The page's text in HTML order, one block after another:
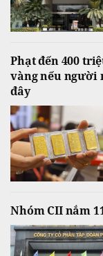
Phạt đến 400
vàng nếu người
đây
Nhóm CII nắm